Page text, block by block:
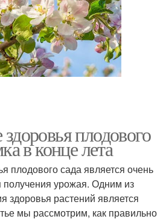
плодового
в конце лета
плодового сада является очень
урожая. Одним из
здоровья растений является
мы рассмотрим, как правильно